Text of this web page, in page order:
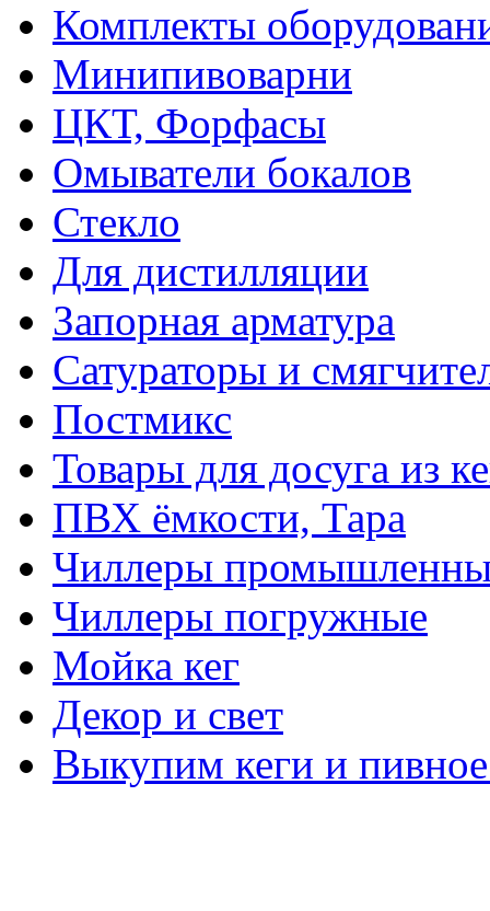
Комплекты
Минипивоварни
ЦКТ, Форфасы
Омыватели бокалов
Стекло
Для дистилляции
Запорная арматура
Сатураторы и
Постмикс
Товары для досуга из
ПВХ ёмкости, Тара
Чиллеры
Чиллеры погружные
Мойка кег
Декор и свет
Выкупим кеги и